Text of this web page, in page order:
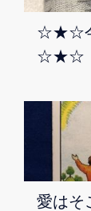
☆★☆今
☆★☆
愛はそ